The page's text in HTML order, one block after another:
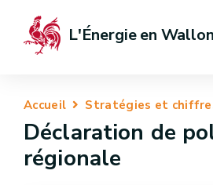
L'Énergie en
Accueil Stratégies et
Déclaration de
régionale